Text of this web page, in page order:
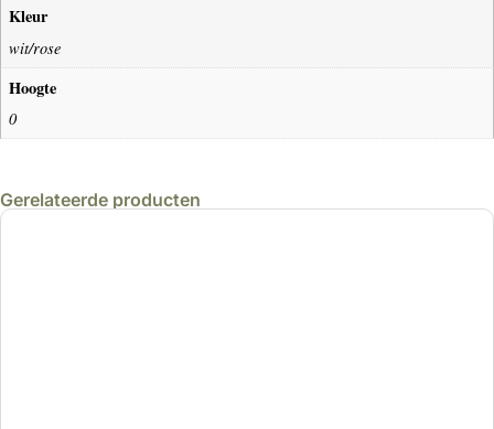
Kleur
wit/rose
Hoogte
0
Gerelateerde producten